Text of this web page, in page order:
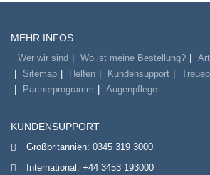
MEHR INFOS
Wer wir sind Wo ist meine Bestellung?
Sitemap
Helfen Kundensupport
Partnerprogramm
Augenpflege
KUNDENSUPPORT
Großbritannien: 0345 319 3000
International: +44 3453 193000